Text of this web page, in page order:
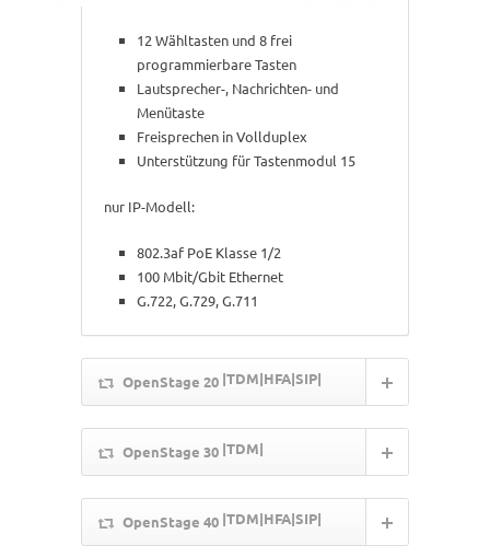
12 Wähltasten und 8 frei
programmierbare Tasten
Lautsprecher-, Nachrichten- und
Menütaste
Freisprechen in Vollduplex
Unterstützung für Tastenmodul 15
nur IP-Modell:
802.3af PoE Klasse 1/2
100 Mbit/Gbit Ethernet
G.722, G.729, G.711
OpenStage 20 |TDM|HFA|SIP|
OpenStage 30 |TDM|
OpenStage 40 |TDM|HFA|SIP|